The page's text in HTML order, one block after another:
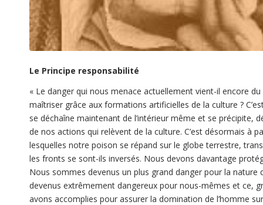
Le Principe responsabilité
« Le danger qui nous menace actuellement vient-il encore
maîtriser grâce aux formations artificielles de la culture ?
se déchaîne maintenant de l’intérieur même et se
de nos actions qui relèvent de la culture. C’est désormais à
lesquelles notre poison se répand sur le globe terrestre,
les fronts se sont-ils inversés. Nous devons davantage
Nous sommes devenus un plus grand danger pour la
devenus extrêmement dangereux pour nous-mêmes et ce,
avons accomplies pour assurer la domination de l’homme